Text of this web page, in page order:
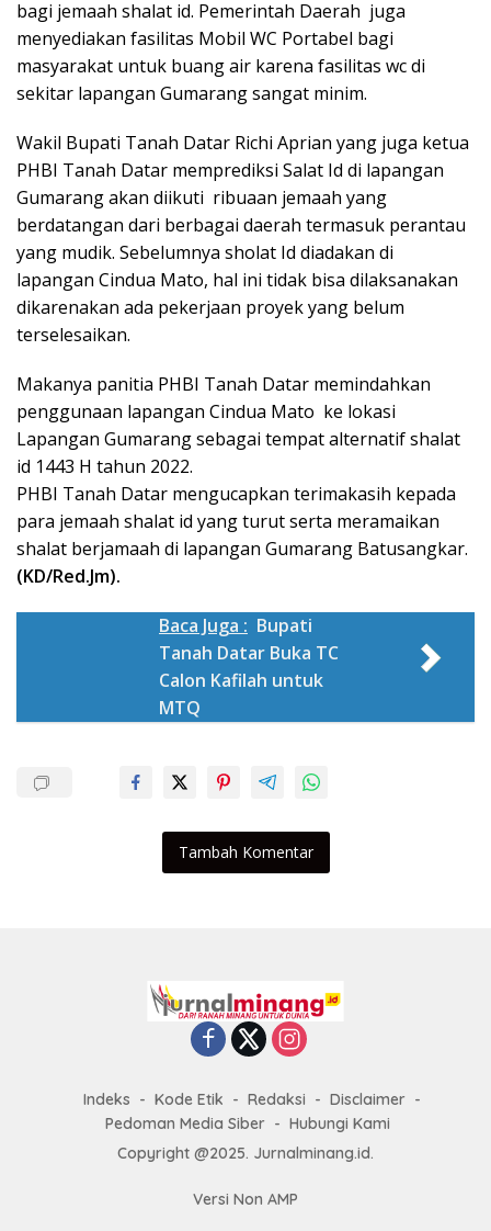
bagi jemaah shalat id. Pemerintah Daerah juga
menyediakan fasilitas Mobil WC Portabel bagi
masyarakat untuk buang air karena fasilitas wc di
sekitar lapangan Gumarang sangat minim.
Wakil Bupati Tanah Datar Richi Aprian yang juga ketua
PHBI Tanah Datar memprediksi Salat Id di lapangan
Gumarang akan diikuti ribuaan jemaah yang
berdatangan dari berbagai daerah termasuk perantau
yang mudik. Sebelumnya sholat Id diadakan di
lapangan Cindua Mato, hal ini tidak bisa dilaksanakan
dikarenakan ada pekerjaan proyek yang belum
terselesaikan.
Makanya panitia PHBI Tanah Datar memindahkan
penggunaan lapangan Cindua Mato ke lokasi
Lapangan Gumarang sebagai tempat alternatif shalat
id 1443 H tahun 2022.
PHBI Tanah Datar mengucapkan terimakasih kepada
para jemaah shalat id yang turut serta meramaikan
shalat berjamaah di lapangan Gumarang Batusangkar.
(KD/Red.Jm).
Baca Juga : Bupati
Tanah Datar Buka TC
Calon Kafilah untuk
MTQ
Tambah Komentar
Indeks Kode Etik Redaksi
Disclaimer
Pedoman Media Siber
Hubungi Kami
Copyright @2025. Jurnalminang.id.
Versi Non AMP